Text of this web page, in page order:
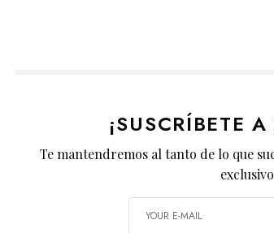
¡SUSCRÍBETE
Te mantendremos al tanto de lo que